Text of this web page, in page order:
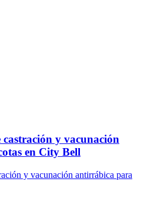
y vacunación
en City Bell